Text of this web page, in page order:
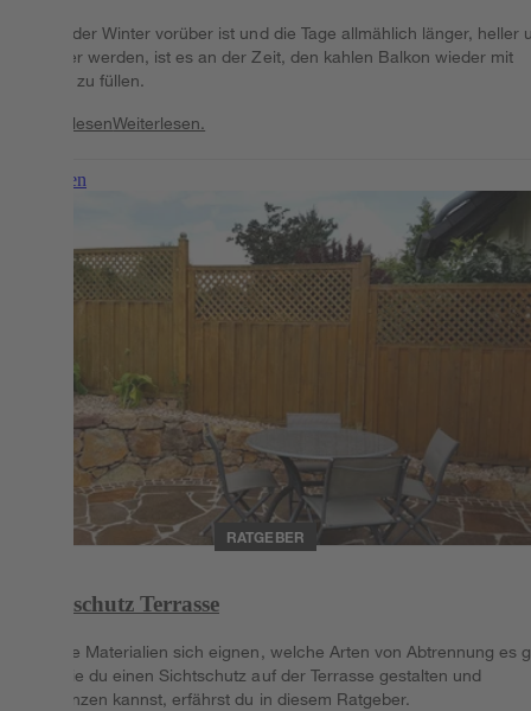
Wenn der Winter vorüber ist und die Tage allmählich länger, heller
wärmer werden, ist es an der Zeit, den kahlen Balkon wieder mit
Leben zu füllen.
WeiterlesenWeiterlesen.
Weiterlesen
RATGEBER
Sichtschutz Terrasse
Welche Materialien sich eignen, welche Arten von Abtrennung es
und wie du einen Sichtschutz auf der Terrasse gestalten und
bepflanzen kannst, erfährst du in diesem Ratgeber.